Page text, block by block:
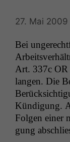
27. Mai 2009
Bei
Art. 337c OR
lan­gen. Die
Kündi­gung.
Fol­gen ein­er
gung